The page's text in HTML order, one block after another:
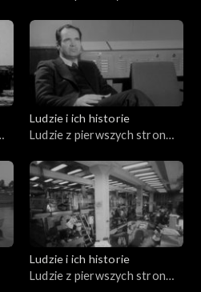
Ludzie i ich historie
Ludzie z pierwszych stron
Ludzie i ich historie
Ludzie z pierwszych stron